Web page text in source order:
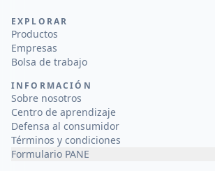
EXPLORAR
Productos
Empresas
Bolsa de trabajo
INFORMACIÓN
Sobre nosotros
Centro de aprendizaje
Defensa al consumidor
Términos y condiciones
Formulario PANE